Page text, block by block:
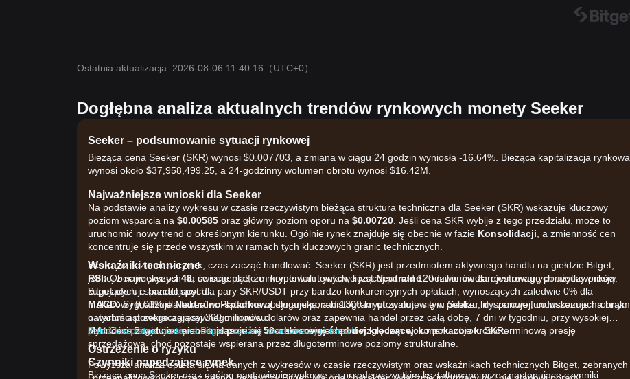
Ostatnia aktualizacja: 2026-08-06 11:40:16 （UTC+0）
Dogłębna analiza aktualnych trendów rynkowych monety Seeker
Seeker – podsumowanie sytuacji rynkowej
Bieżąca cena Seeker (SKR) wynosi $0.007703, a zmiana w ciągu 24 godzin wyniosła -16.64%. Bieżąca kapitalizacja rynkowa
wynosi około $37,958,499.25, a 24-godzinny wolumen obrotu wynosi $16.42M.
Najważniejsze wnioski dla Seeker
Na podstawie analizy wykresu w czasie rzeczywistym bieżąca struktura techniczna dla Seeker (SKR) wskazuje kluczowy
poziom wsparcia na $0.00585 oraz główny poziom oporu na $0.00720 . Jeśli cena SKR wybije z tego przedziału, może to
uruchomić nowy trend o określonym kierunku. Ogólnie rynek znajduje się obecnie w fazie Konsolidacji , a zmienność cen
koncentruje się przede wszystkim w ramach tych kluczowych granic technicznych.
Wskaźniki techniczne
RSI:Obecnie wynosi48, co sugeruje, że momentum rynkowe jestNeutralnei odzwierciedla równowagę pomiędzy presją
kupujących i sprzedających.
MACD:SygnalizujeNeutralno-spadkowądynamikę, a histogram utrzymuje się w pobliżu linii zerowej, co wskazuje na brak
natychmiastowego agresywnego impulsu.
MA:Cena znajduje się obecnieponiżej 50-okresowej średniej kroczącej, co pokazuje krótkoterminową presję
sprzedażową, choć pozostaje wspierana przez długoterminowe poziomy strukturalne.
Czynniki napędzające rynek
Bieżąca cena Seeker oraz ogólne nastawienie rynkowe są przede wszystkim kształtowane przez następujące czynniki:
Skoro już rozumiesz rynek, czas zacząć handlować. Seeker (SKR) jest przedmiotem aktywnego handlu na giełdzie Bitget,
jednej z największych na świecie platform kryptowalutowych, liczącej ponad 120 milionów zarejestrowanych użytkowników.
Bitget oferuje handel spot dla pary SKR/USDT przy bardzo konkurencyjnych opłatach, wynoszących zaledwie 0% dla
makerów i 0,03% dla takerów. Platforma obsługuje ponad 1300 kryptowalut, w tym Seeker, dysponuje funduszem ochronnym
o wartości przekraczającej 300 milionów dolarów oraz zapewnia handel przez całą dobę, 7 dni w tygodniu, przy wysokiej
płynności. Bitget niezmiennie plasuje się w czołówce giełd pod względem wolumenu obrotu SKR.
Załóż bezpłatne konto na Bitget i zacznij handlować już teraz!
Ostrzeżenie o ryzyku
Powyższa analiza opiera się na danych z wykresów w czasie rzeczywistym oraz wskaźnikach technicznych Bitget, zebranych